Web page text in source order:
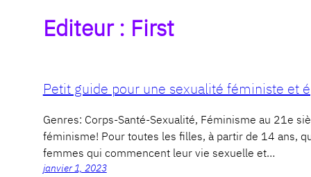
Editeur : First
Petit guide pour une sexualité féministe et
Genres: Corps-Santé-Sexualité, Féminisme au 21e
féminisme! Pour toutes les filles, à partir de 14 ans,
femmes qui commencent leur vie sexuelle et…
janvier 1, 2023